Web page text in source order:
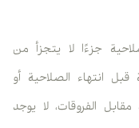
جزءًا لا يتجزأ من
انتهاء الصلاحية أو
الفروقات، لا يوجد